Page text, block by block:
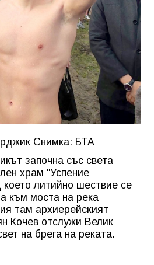
Снимка: БТА
започна със света
храм "Успение
литийно шествие се
към моста на река
там архиерейският
Кочев отслужи Велик
на брега на реката.